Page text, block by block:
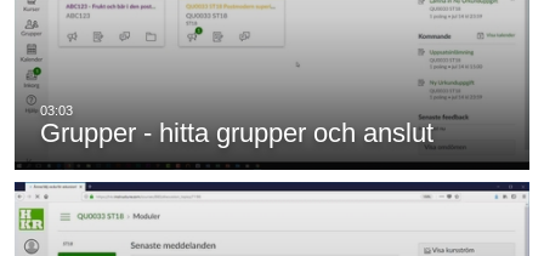
Grupper - hitta grupper och anslut